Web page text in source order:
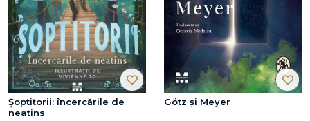
Şoptitorii: încercările de
neatins
Götz și Meyer